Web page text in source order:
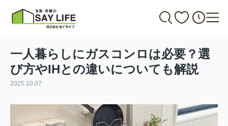
一人暮らしにガスコンロは必要？選
び方やIHとの違いについても解説
2025.10.07